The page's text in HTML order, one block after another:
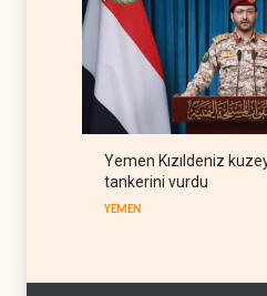
Yemen Kızıldeniz
tankerini vurdu
YEMEN